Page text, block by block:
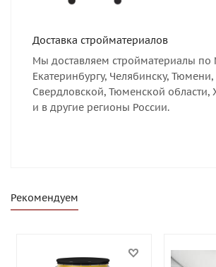
Доставка стройматериалов
Мы доставляем стройматериалы по
Екатеринбургу, Челябинску, Тюмени,
Свердловской, Тюменской
и в другие регионы России.
Рекомендуем